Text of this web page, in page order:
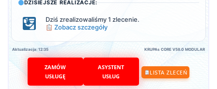
DZISIEJSZE REALIZACJE:
Dziś zrealizowaliśmy 1 zlecenie.
Zobacz szczegóły
Aktualizacja: 12:35 KRUPAs CORE V58.0 MODULAR
ZAMÓW
USŁUGĘ
ASYSTENT
USŁUG
LISTA ZLECEŃ